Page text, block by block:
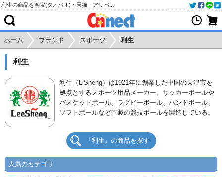
ホーム ブランド スポーツ 利生
利生
利生（LiSheng）は1921年に創業した中国の天津市を
拠点とするスポーツ用品メーカー。サッカーボールや
バスケットボール、ラグビーボール、ハンドボール、
ソフトボールなど革製の競技ボールを製造している。
『利生』の商品を探す
人気のカテゴリ